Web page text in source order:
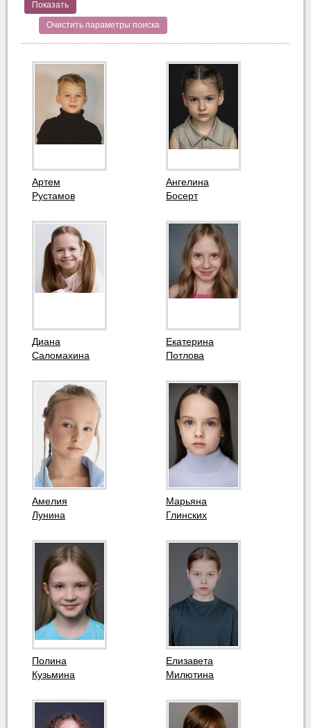
Очистить параметры поиска
Артем
Рустамов
Ангелина
Босерт
Диана
Саломахина
Екатерина
Потлова
Амелия
Лунина
Марьяна
Глинских
Полина
Кузьмина
Елизавета
Милютина